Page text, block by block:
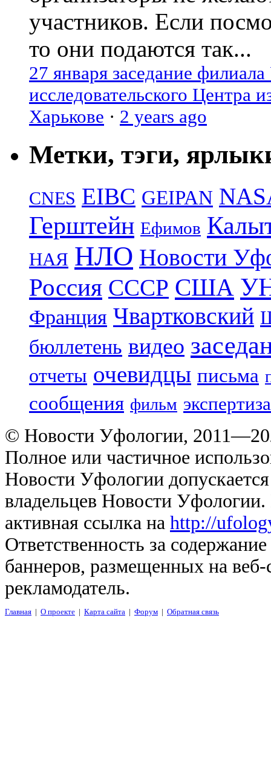
участников. Если
то они подаются так...
27 января заседание
исследовательского Центра
Харькове · 2 years ago
Метки, тэги,
CNES EIBC GEIPAN
Герштейн Ефимов
НАЯ НЛО Новости
Россия СССР США
Франция Чвартковский
бюллетень видео
отчеты очевидцы письма
сообщения фильм экспертиза
© Новости Уфологии,
Полное или частичное
Новости Уфологии
владельцев Новости
активная ссылка на http://
Ответственность за
баннеров, размещенных на
рекламодатель.
Главная | О проекте | Карта сайта | Форум | Обратная связь